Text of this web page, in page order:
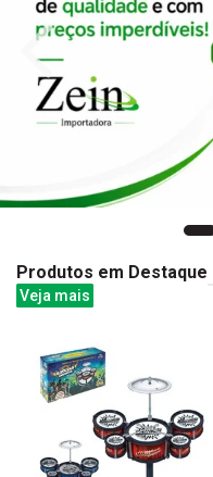
Produtos em Destaque
Veja mais